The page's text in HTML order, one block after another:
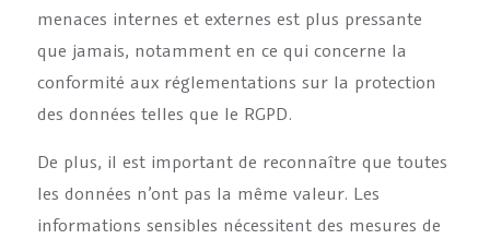
menaces internes et externes est plus pressante
que jamais, notamment en ce qui concerne la
conformité aux réglementations sur la protection
des données telles que le RGPD.
De plus, il est important de reconnaître que toutes
les données n’ont pas la même valeur. Les
informations sensibles nécessitent des mesures de